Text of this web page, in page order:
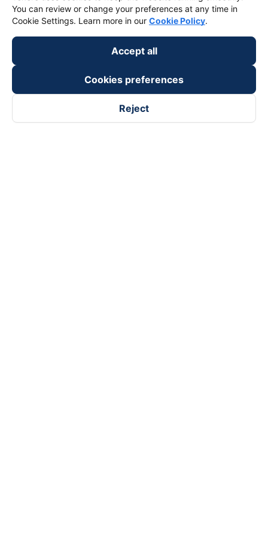
Support
keyboard_arrow_down
Become a Partner
Payment partners
You can review or change your preferences at any time in
Cookie Settings. Learn more in our Cookie Policy.
Accept all
Cookies preferences
Reject